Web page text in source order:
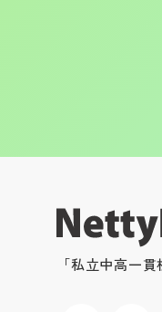
「私立中高一